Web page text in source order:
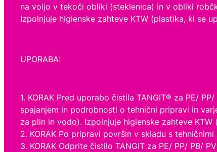
na voljo v tekoči obliki (steklenica) in v obliki
Izpolnjuje higienske zahteve KTW (plastika, ki se
UPORABA:
1. KORAK Pred uporabo čistila TANGIT® za PE/
spajanjem in podrobnosti o tehnični pripravi in
za plin in vodo). Izpolnjuje higienske zahteve
2. KORAK Po pripravi površin v skladu s
3. KORAK Odprite čistilo TANGIT za PE/ PP/ PB/